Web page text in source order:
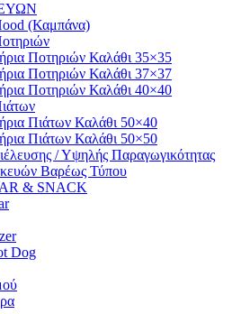
(Καμπάνα)
Ποτηριών Καλάθι 35×35
Ποτηριών Καλάθι 37×37
Ποτηριών Καλάθι 40×40
Πιάτων Καλάθι 50×40
Πιάτων Καλάθι 50×50
/ Υψηλής Παραγωγικότητας
Βαρέως Τύπου
& SNACK
Dog